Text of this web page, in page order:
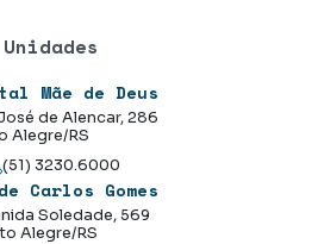
Unidades
Mãe de Deus
de Alencar, 286
Alegre/RS
(51) 3230.6000
Carlos Gomes
Soledade, 569
Alegre/RS